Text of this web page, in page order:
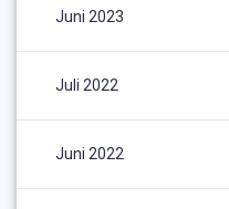
Juni 2023
Juli 2022
Juni 2022